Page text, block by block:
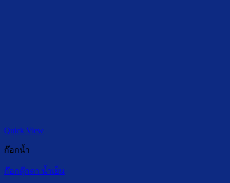
Quick View
ก๊อกน้ำ
ก๊อกตุ๊กตา น้ำเย็น